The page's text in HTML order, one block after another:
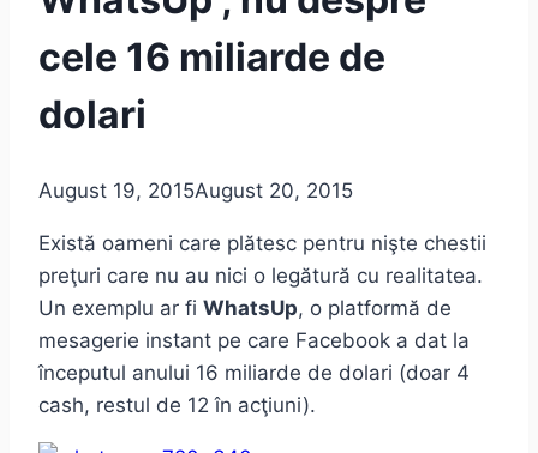
cele 16 miliarde de
dolari
August 19, 2015August 20, 2015
Există oameni care plătesc pentru nişte chestii
preţuri care nu au nici o legătură cu realitatea.
Un exemplu ar fi WhatsUp, o platformă de
mesagerie instant pe care Facebook a dat la
începutul anului 16 miliarde de dolari (doar 4
cash, restul de 12 în acţiuni).